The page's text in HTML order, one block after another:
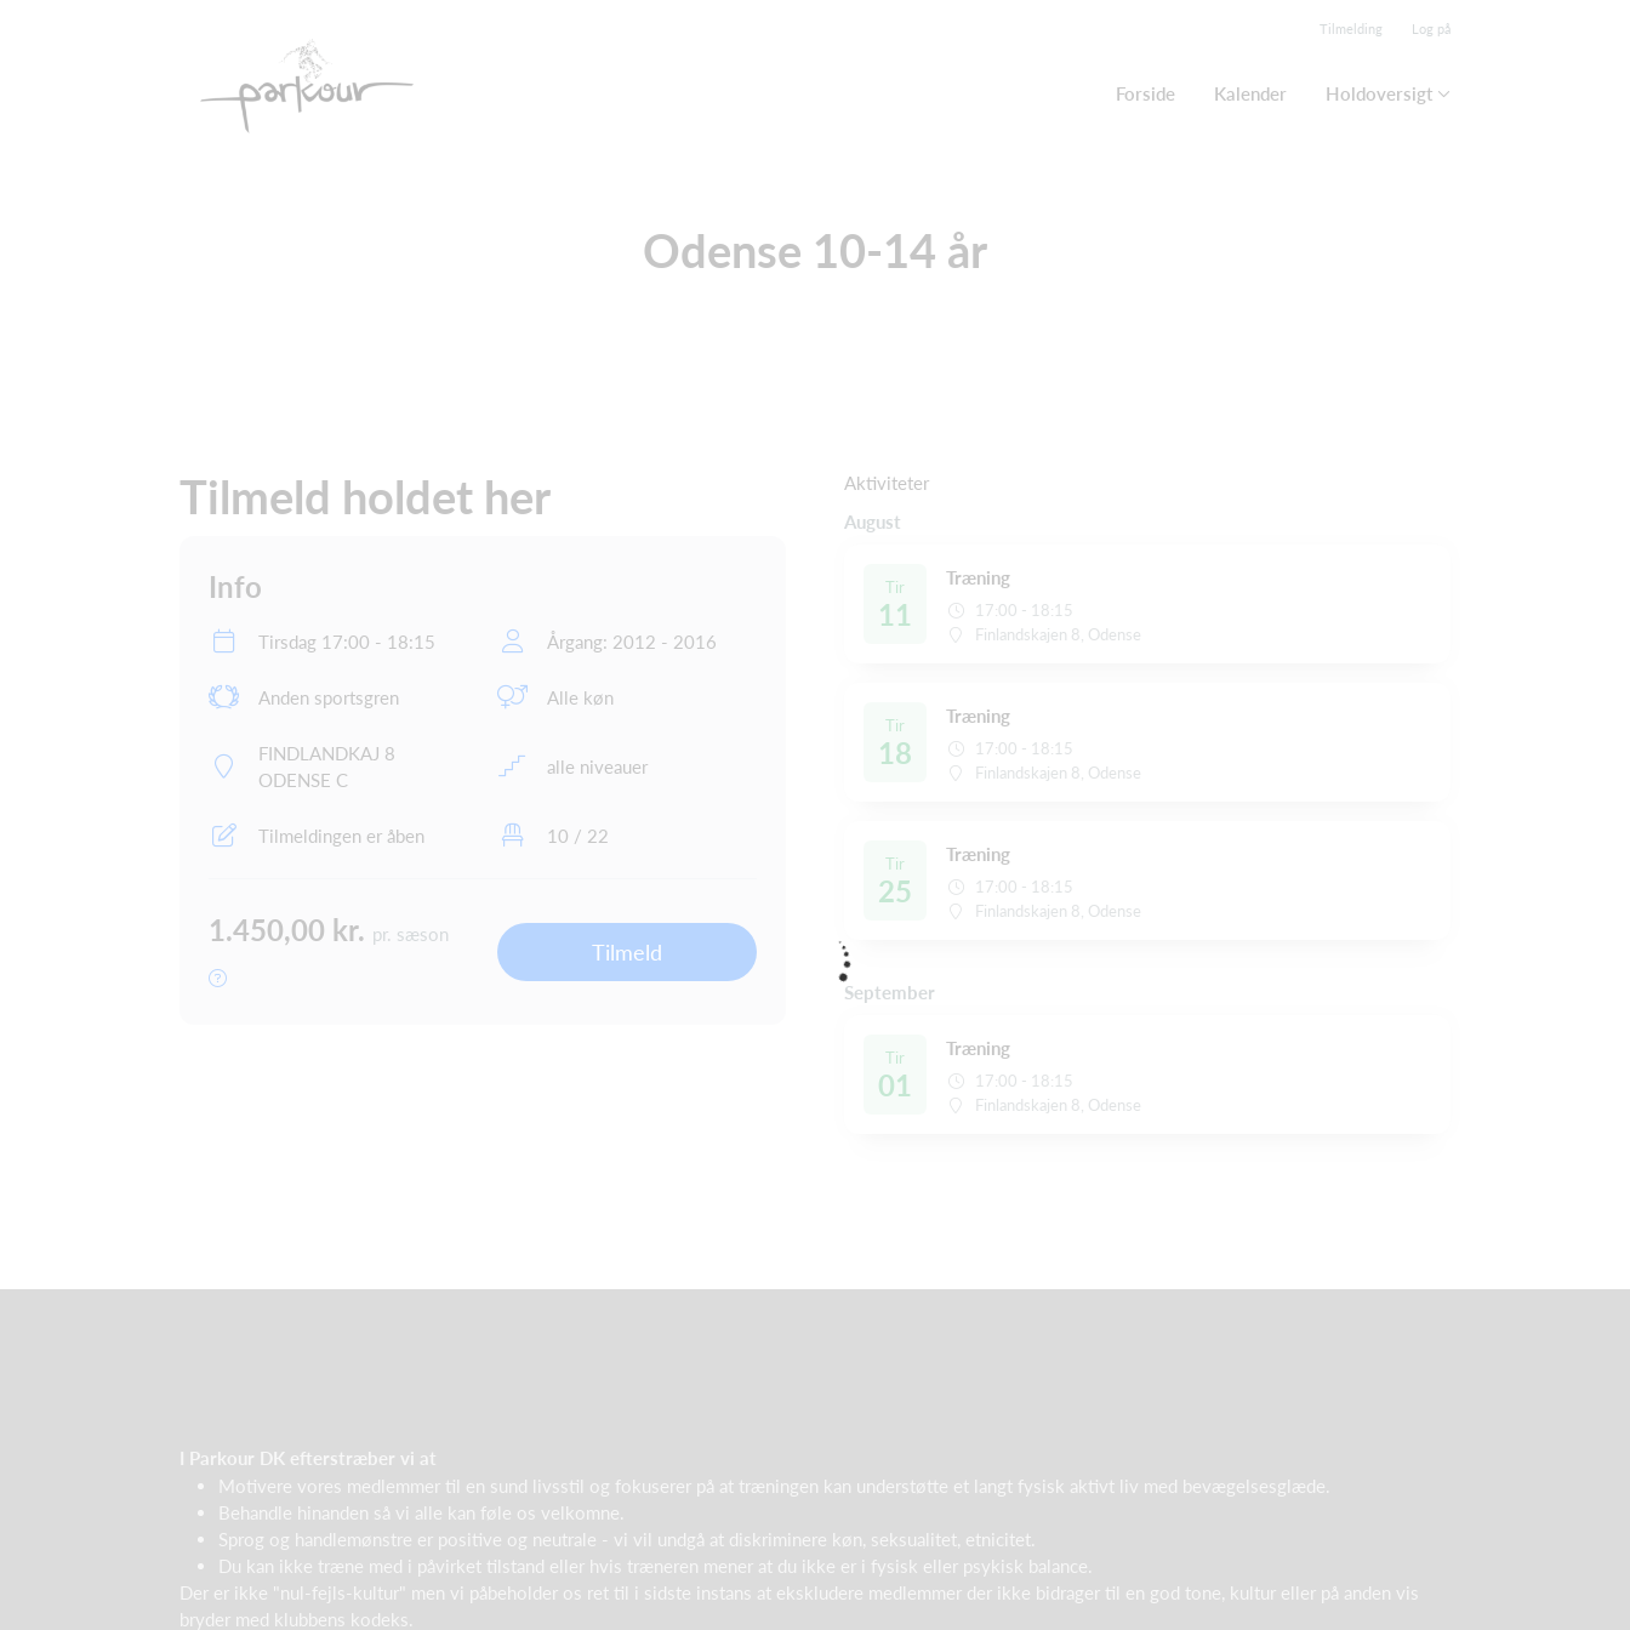
Tilmelding Log på
Forside Kalender Holdoversigt
Odense 10-14 år
Tilmeld holdet her
Info
Tirsdag 17:00 - 18:15 Årgang: 2012 - 2016
Anden sportsgren Alle køn
FINDLANDKAJ 8
ODENSE C
alle niveauer
Tilmeldingen er åben 10 / 22
1.450,00 kr. pr. sæson
Tilmeld
Aktiviteter
August
Tir
11
Træning
17:00 - 18:15
Finlandskajen 8, Odense
Tir
18
Træning
17:00 - 18:15
Finlandskajen 8, Odense
Tir
25
Træning
17:00 - 18:15
Finlandskajen 8, Odense
September
Tir
01
Træning
17:00 - 18:15
Finlandskajen 8, Odense
I Parkour DK efterstræber vi at
Motivere vores medlemmer til en sund livsstil og fokuserer på at træningen kan understøtte et langt fysisk aktivt liv med bevægelsesglæde.
Behandle hinanden så vi alle kan føle os velkomne.
Sprog og handlemønstre er positive og neutrale - vi vil undgå at diskriminere køn, seksualitet, etnicitet.
Du kan ikke træne med i påvirket tilstand eller hvis træneren mener at du ikke er i fysisk eller psykisk balance.
Der er ikke "nul-fejls-kultur" men vi påbeholder os ret til i sidste instans at ekskludere medlemmer der ikke bidrager til en god tone, kultur eller på anden vis
bryder med klubbens kodeks.